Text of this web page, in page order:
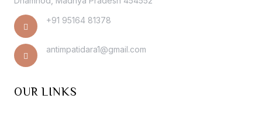
+91 95164 81378
antimpatidara1@gmail.com
OUR LINKS